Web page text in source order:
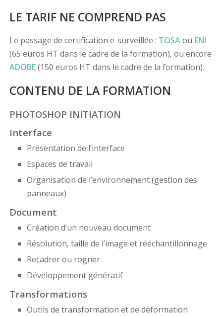
LE TARIF NE COMPREND PAS
Le passage de certification e-surveillée : TOSAou ENI
(65 euros HT dans le cadre de la formation), ou encore
ADOBE(150 euros HT dans le cadre de la formation).
CONTENU DE LA FORMATION
PHOTOSHOP INITIATION
Interface
Présentation de l’interface
Espaces de travail
Organisation de l’environnement (gestion des
panneaux)
Document
Création d’un nouveau document
Résolution, taille de l’image et rééchantillonnage
Recadrer ou rogner
Développement génératif
Transformations
Outils de transformation et de déformation